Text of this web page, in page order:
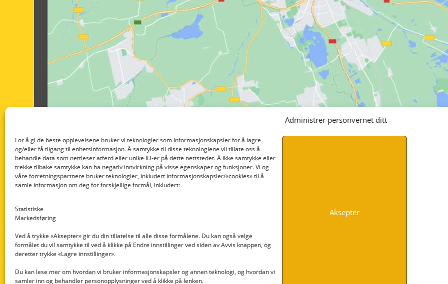
Administrer personvernet ditt
For å gi de beste opplevelsene bruker vi teknologier som informasjonskapsler for å lagre
og/eller få tilgang til enhetsinformasjon. Å samtykke til disse teknologiene vil tillate oss å
behandle data som nettleser atferd eller unike ID-er på dette nettstedet. Å ikke samtykke eller
trekke tilbake samtykke kan ha negativ innvirkning på visse egenskaper og funksjoner. Vi og
våre forretningspartnere bruker teknologier, inkludert informasjonskapsler/«cookies» til å
samle informasjon om deg for forskjellige formål, inkludert:
Statistiske
Markedsføring
Ved å trykke «Aksepter» gir du din tillatelse til alle disse formålene. Du kan også velge
formålet du vil samtykke til ved å klikke på Endre innstillinger ved siden av Avvis knappen, og
deretter trykke «Lagre innstillinger».
Du kan lese mer om hvordan vi bruker informasjonskapsler og annen teknologi, og hvordan vi
samler inn og behandler personopplysninger ved å klikke på lenken.
Aksepter
Nedre Nøttveit 60, 5238 Rådal
INFORMASJON